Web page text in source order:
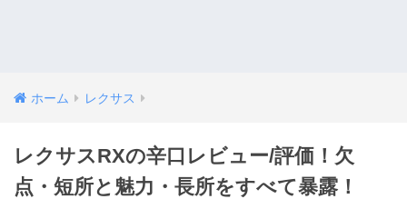
ホーム レクサス
レクサスRXの辛口レビュー/評価！欠
点・短所と魅力・長所をすべて暴露！